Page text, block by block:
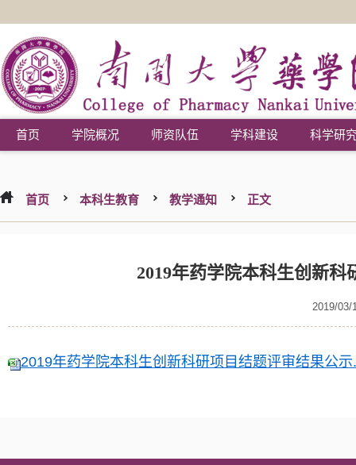
首页 学院概况 师资队伍 学科建设 科学研
首页 本科生教育 教学通知 正文
2019年药学院本科生创新
2019/03/
2019年药学院本科生创新科研项目结题评审结果公示